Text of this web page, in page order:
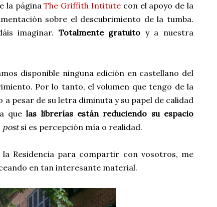
la páginaThe Griffith Intitute con el apoyo de la
sobre el descubrimiento de la tumba.
imaginar. Totalmente gratuito y a nuestra
disponible ninguna edición en castellano del
Por lo tanto, el volumen que tengo de la
pesar de su letra diminuta y su papel de calidad
quelas librerías están reduciendo su espacio
postsi es percepción mía o realidad.
Residencia para compartir con vosotros, me
en tan interesante material.